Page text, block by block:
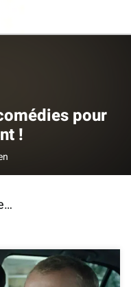
pour
!